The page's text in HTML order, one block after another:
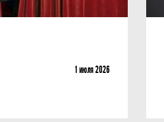
1 июля 2026